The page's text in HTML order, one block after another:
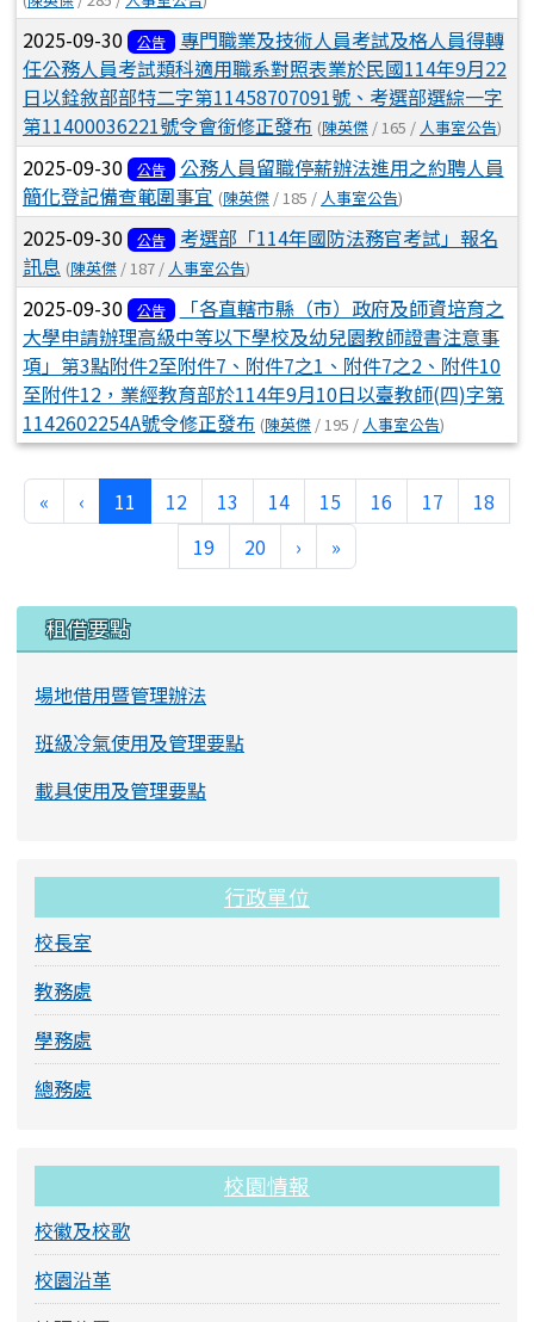
2025-09-30 公告
專門職業及技術人員考試及格人員得轉
任公務人員考試類科適用職系對照表業於民國114年9月22
日以銓敘部部特二字第11458707091號、考選部選綜一字
第11400036221號令會銜修正發布 (陳英傑 / 165 / 人事室公告)
2025-09-30 公告
公務人員留職停薪辦法進用之約聘人員
簡化登記備查範圍事宜 (陳英傑 / 185 / 人事室公告)
2025-09-30 公告
考選部「114年國防法務官考試」報名
訊息 (陳英傑 / 187 / 人事室公告)
2025-09-30 公告
「各直轄市縣（市）政府及師資培育之
大學申請辦理高級中等以下學校及幼兒園教師證書注意事
項」第3點附件2至附件7、附件7之1、附件7之2、附件10
至附件12，業經教育部於114年9月10日以臺教師(四)字第
1142602254A號令修正發布 (陳英傑 / 195 / 人事室公告)
« 第一頁
‹ 上一頁
11 (目前頁次)
12 13 14 15 16 17
18
19
20 ›下一頁
»最後頁
左邊區域內容
租借要點
場地借用暨管理辦法
班級冷氣使用及管理要點
載具使用及管理要點
行政單位
校長室
教務處
學務處
總務處
校園情報
校徽及校歌
校園沿革